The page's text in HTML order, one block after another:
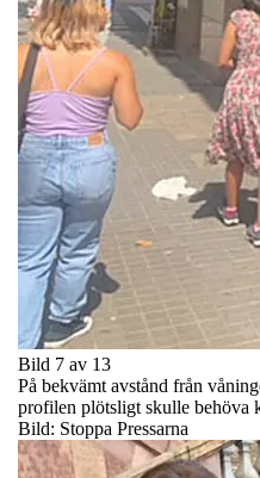
Bild 7 av 13
På bekvämt avstånd från
profilen plötsligt skulle behöva
Bild: Stoppa Pressarna